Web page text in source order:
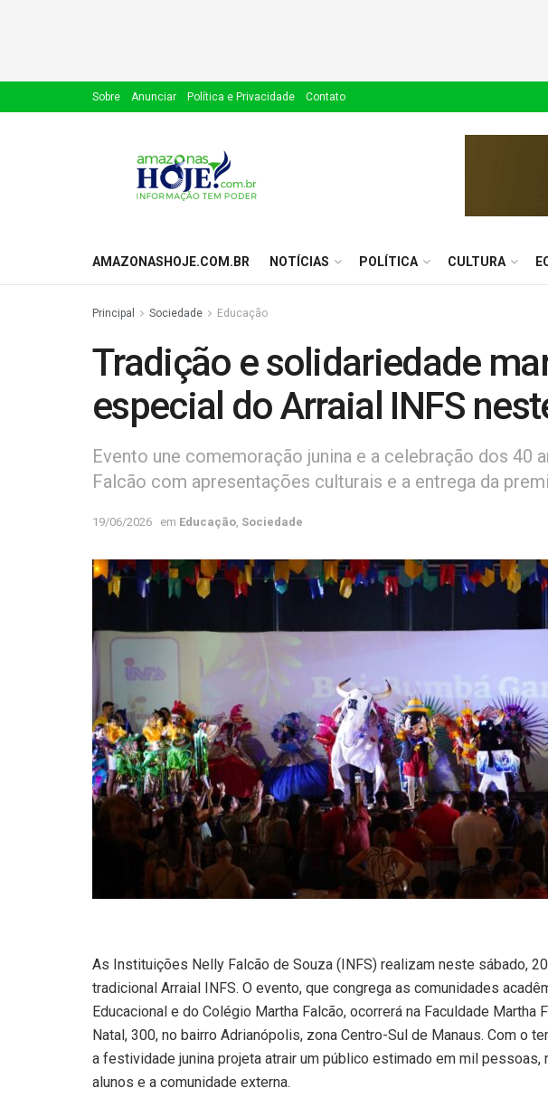
Sobre Anunciar Política e Privacidade Contato
AMAZONASHOJE.COM.BR NOTÍCIAS POLÍTICA CULTURA
Principal Sociedade Educação
Tradição e solidariedade
especial do Arraial INFS
Evento une comemoração junina e a celebração dos 40
Falcão com apresentações culturais e a entrega da
19/06/2026 em Educação Sociedade
As Instituições Nelly Falcão de Souza (INFS) realizam neste sábado,
tradicional Arraial INFS. O evento, que congrega as comunidades
Educacional e do Colégio Martha Falcão, ocorrerá na Faculdade Martha
Natal, 300, no bairro Adrianópolis, zona Centro-Sul de Manaus. Com o
a festividade junina projeta atrair um público estimado em mil
alunos e a comunidade externa.